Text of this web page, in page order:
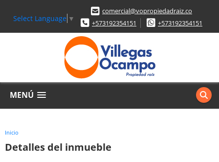
Select Language ▼
comercial@vopropiedadraiz.co
+573192354151
+573192354151
MENÚ
Inicio
Detalles del inmueble